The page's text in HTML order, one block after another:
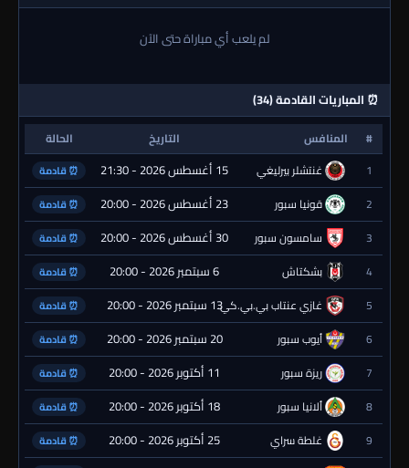
لم يلعب أي مباراة حتى الآن
⏰ المباريات القادمة (34)
# المنافس التاريخ
الحالة
1
غنتشلر بيرليغي 15 أغسطس 2026 - 21:30 ⏰ قادمة
2 قونيا سبور 23 أغسطس 2026 - 20:00 ⏰ قادمة
3 سامسون سبور 30 أغسطس 2026 - 20:00 ⏰ قادمة
4 بشكتاش 6 سبتمبر 2026 - 20:00 ⏰ قادمة
5 غازي عنتاب بي.بي.كي.13 سبتمبر 2026 - 20:00 ⏰ قادمة
6 أيوب سبور 20 سبتمبر 2026 - 20:00 ⏰ قادمة
7 ريزة سبور 11 أكتوبر 2026 - 20:00 ⏰ قادمة
8 ألانيا سبور 18 أكتوبر 2026 - 20:00 ⏰ قادمة
9 غلطة سراي 25 أكتوبر 2026 - 20:00 ⏰ قادمة